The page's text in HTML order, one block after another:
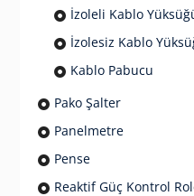
İzoleli Kablo
İzolesiz Kablo
Kablo Pabucu
Pako Şalter
Panelmetre
Pense
Reaktif Güç Kontrol